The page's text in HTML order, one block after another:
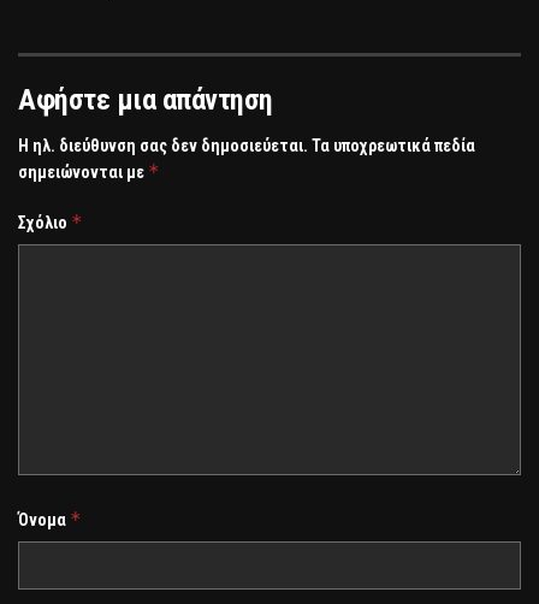
Αφήστε μια απάντηση
Η ηλ. διεύθυνση σας δεν δημοσιεύεται. Τα υποχρεωτικά πεδία
σημειώνονται με *
Σχόλιο *
Όνομα *